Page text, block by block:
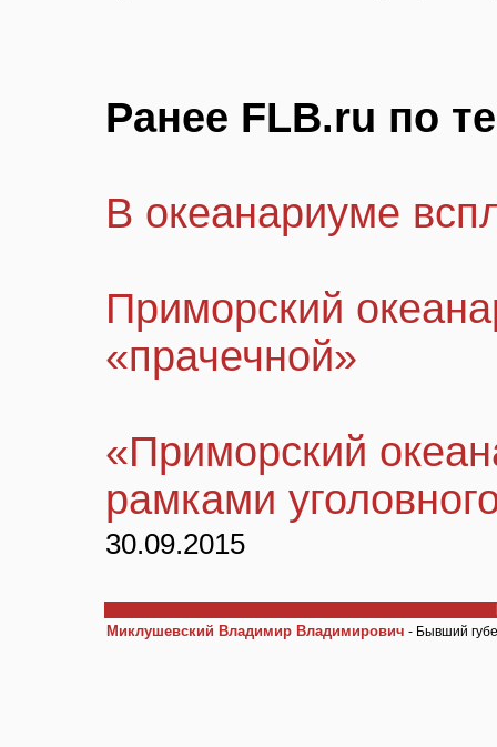
Ранее FLB.ru по
В океанариуме
Приморский
«прачечной»
«Приморский
рамками
30.09.2015
Миклушевский Владимир Владимирович - Бывший